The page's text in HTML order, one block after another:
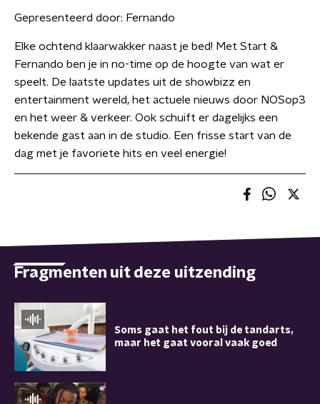
Gepresenteerd door: Fernando
Elke ochtend klaarwakker naast je bed! Met Start &
Fernando ben je in no-time op de hoogte van wat er
speelt. De laatste updates uit de showbizz en
entertainment wereld, het actuele nieuws door NOSop3
en het weer & verkeer. Ook schuift er dagelijks een
bekende gast aan in de studio. Een frisse start van de
dag met je favoriete hits en veel energie!
Fragmenten uit deze uitzending
Soms gaat het fout bij de tandarts,
maar het gaat vooral vaak goed